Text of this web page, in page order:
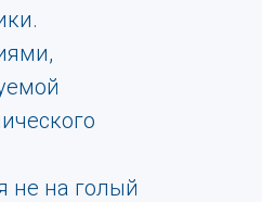
не на голый